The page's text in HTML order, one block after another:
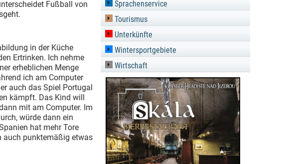
Fußball von
in der Küche
Ertrinken. Ich nehme
erheblichen Menge
ich am Computer
auch das Spiel Portugal
kämpft. Das Kind will
mit am Computer. Im
würde dann ein
hat mehr Tore
auch punktemäßig etwas
Sprachenservice
Tourismus
Unterkünfte
Wintersportgebiete
Wirtschaft